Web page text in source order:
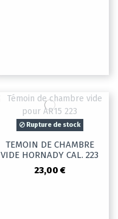
Rupture de stock
TEMOIN DE CHAMBRE
VIDE HORNADY CAL. 223
23,00 €